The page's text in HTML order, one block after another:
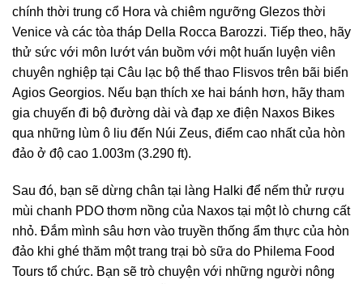
chính thời trung cổ Hora và chiêm ngưỡng Glezos thời
Venice và các tòa tháp Della Rocca Barozzi. Tiếp theo, hãy
thử sức với môn lướt ván buồm với một huấn luyện viên
chuyên nghiệp tại Câu lạc bộ thể thao Flisvos trên bãi biển
Agios Georgios. Nếu bạn thích xe hai bánh hơn, hãy tham
gia chuyến đi bộ đường dài và đạp xe điện Naxos Bikes
qua những lùm ô liu đến Núi Zeus, điểm cao nhất của hòn
đảo ở độ cao 1.003m (3.290 ft).
Sau đó, bạn sẽ dừng chân tại làng Halki để nếm thử rượu
mùi chanh PDO thơm nồng của Naxos tại một lò chưng cất
nhỏ. Đắm mình sâu hơn vào truyền thống ẩm thực của hòn
đảo khi ghé thăm một trang trại bò sữa do Philema Food
Tours tổ chức. Bạn sẽ trò chuyện với những người nông